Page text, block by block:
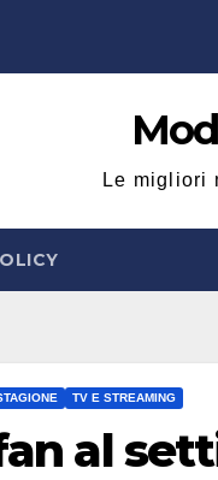
Le migliori
TV E STREAMING
al